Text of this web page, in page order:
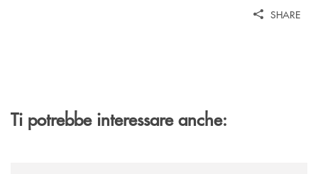
SHARE
Ti potrebbe interessare anche: